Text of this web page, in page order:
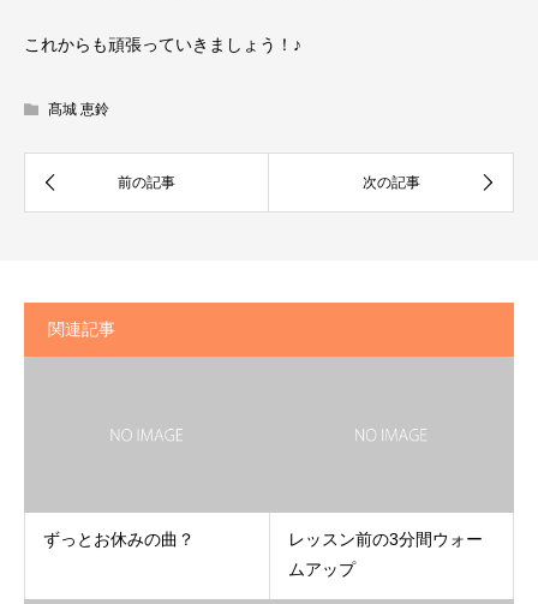
これからも頑張っていきましょう！♪
髙城 恵鈴
関連記事
ずっとお休みの曲？
レッスン前の3分間ウォー
ムアップ